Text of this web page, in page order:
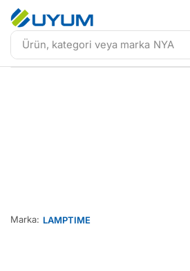
Ürün, kategori veya marka NYA
Marka: LAMPTIME